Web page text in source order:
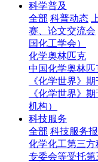
科学普及
全部 科普动态
赛、论文交流会
国化工学会）
化学奥林匹克
中国化学奥林匹
《化学世界》
《化学世界》
机构）
科技服务
全部 科技服务
化学化工第三方
专委会等受托